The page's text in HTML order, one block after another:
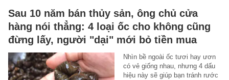
Sau 10 năm bán thủy sản, ông chủ cửa
hàng nói thẳng: 4 loại ốc cho không cũng
đừng lấy, người "dại" mới bỏ tiền mua
Nhìn bề ngoài ốc tươi hay ươn
có vẻ giống nhau, nhưng 4 dấu
hiệu này sẽ giúp bạn tránh rước